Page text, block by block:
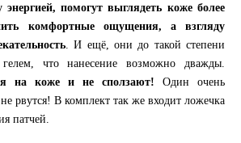
помогут выглядеть коже более
комфортные ощущения, а взгляду
. И ещё, они до такой степени
что нанесение возможно дважды.
на коже и не сползают! Один очень
рвутся! В комплект так же входит ложечка
патчей.